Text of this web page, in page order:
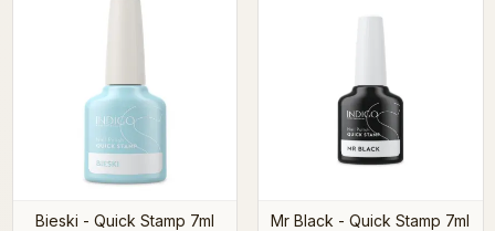
Bieski - Quick Stamp 7ml Mr Black - Quick Stamp 7ml